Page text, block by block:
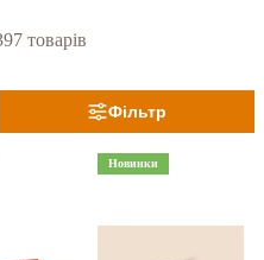
товарів
Фільтр
Новинки